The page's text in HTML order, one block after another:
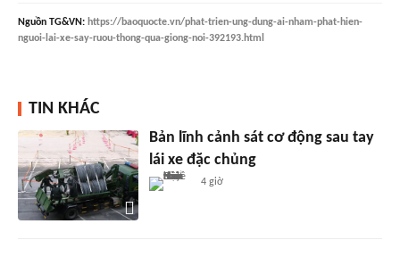
Nguồn TG&VN: https://baoquocte.vn/phat-trien-ung-dung-ai-nham-phat-hien-
nguoi-lai-xe-say-ruou-thong-qua-giong-noi-392193.html
TIN KHÁC
Bản lĩnh cảnh sát cơ động sau tay
lái xe đặc chủng
4 giờ